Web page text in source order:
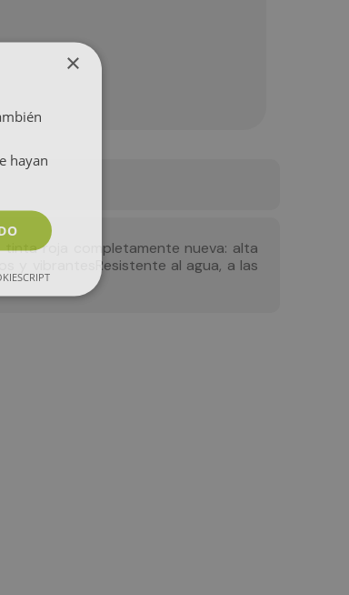
roja completamente nueva: alta
y vibrantesResistente al agua, a las
×
hayan